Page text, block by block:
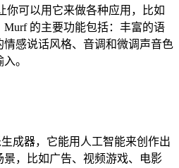
你可以用它来做各种应用，比如
的主要功能包括：丰富的语
感说话风格、音调和微调声音色
。
成器，它能用人工智能来创作出
，比如广告、视频游戏、电影